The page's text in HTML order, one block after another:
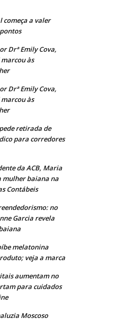
começa a valer
Drª Emily Cova,
às
Drª Emily Cova,
às
retirada de
para corredores
da ACB, Maria
mulher baiana na
Contábeis
no
Garcia revela
melatonina
veja a marca
aumentam no
para cuidados
Moscoso